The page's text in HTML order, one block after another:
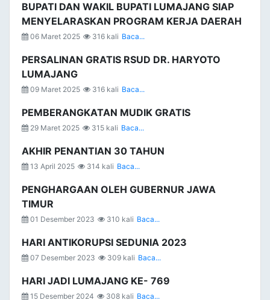
BUPATI DAN WAKIL BUPATI LUMAJANG SIAP
MENYELARASKAN PROGRAM KERJA DAERAH
06 Maret 2025 316 kali Baca...
PERSALINAN GRATIS RSUD DR. HARYOTO
LUMAJANG
09 Maret 2025 316 kali Baca...
PEMBERANGKATAN MUDIK GRATIS
29 Maret 2025 315 kali Baca...
AKHIR PENANTIAN 30 TAHUN
13 April 2025 314 kali Baca...
PENGHARGAAN OLEH GUBERNUR JAWA
TIMUR
01 Desember 2023 310 kali Baca...
HARI ANTIKORUPSI SEDUNIA 2023
07 Desember 2023 309 kali Baca...
HARI JADI LUMAJANG KE- 769
15 Desember 2024 308 kali Baca...